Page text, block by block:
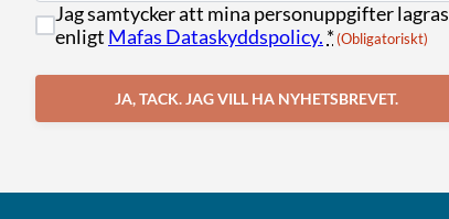
Samtycke(Obligatoriskt)
Jag samtycker att mina personuppgifter lagras
enligt Mafas Dataskyddspolicy. *(Obligatoriskt)
JA, TACK. JAG VILL HA NYHETSBREVET.